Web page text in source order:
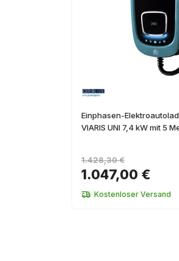
Einphasen-
VIARIS UNI 7,4 kW mit 5
1.047,00 €
1.428,30 €
Kostenloser Versand